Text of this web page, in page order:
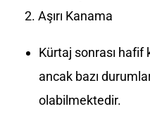
Aşırı Kanama
Kürtaj sonrası hafif
ancak bazı
olabilmektedir.